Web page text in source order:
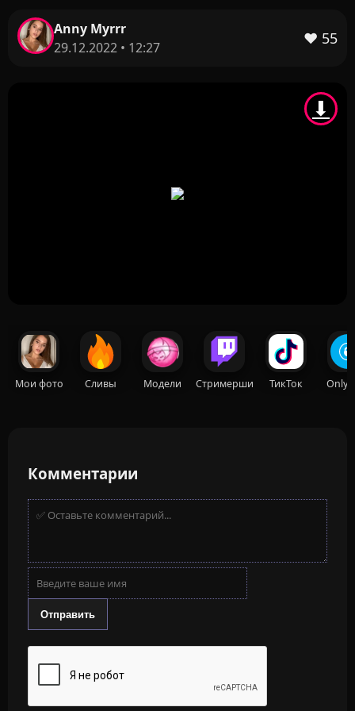
Anny Myrrr
29.12.2022 • 12:27
❤️ 55
⬇
Мои фото Сливы Модели Стримерши ТикТок
Комментарии